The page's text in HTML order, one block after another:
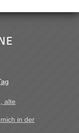
• Re: Seit
mit dabei ist.
immer unter
alte
in der